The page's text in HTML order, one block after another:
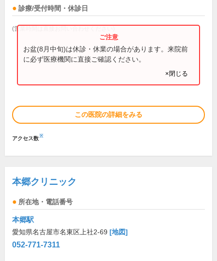
診療/受付時間・休診日
(営業時間は直接お問い合わせください)
お盆(8月中旬)は休診・休業の場合があります。来院前
に必ず医療機関に直接ご確認ください。
×閉じる
この医院の詳細をみる
アクセス数※
本郷クリニック
所在地・電話番号
本郷駅
愛知県名古屋市名東区上社2-69 [地図]
052-771-7311